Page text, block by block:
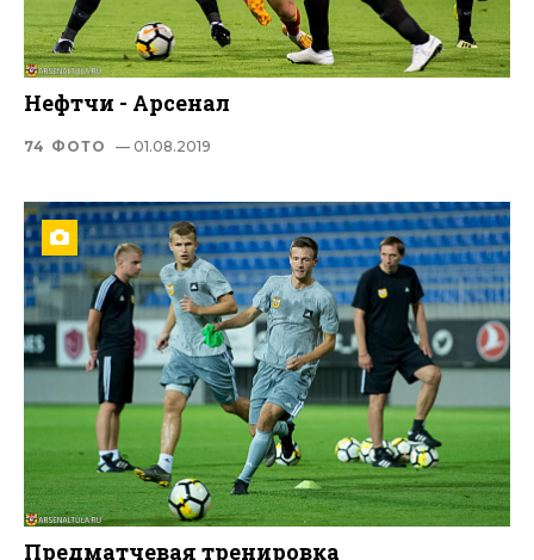
Нефтчи - Арсенал
74 ФОТО — 01.08.2019
Предматчевая тренировка